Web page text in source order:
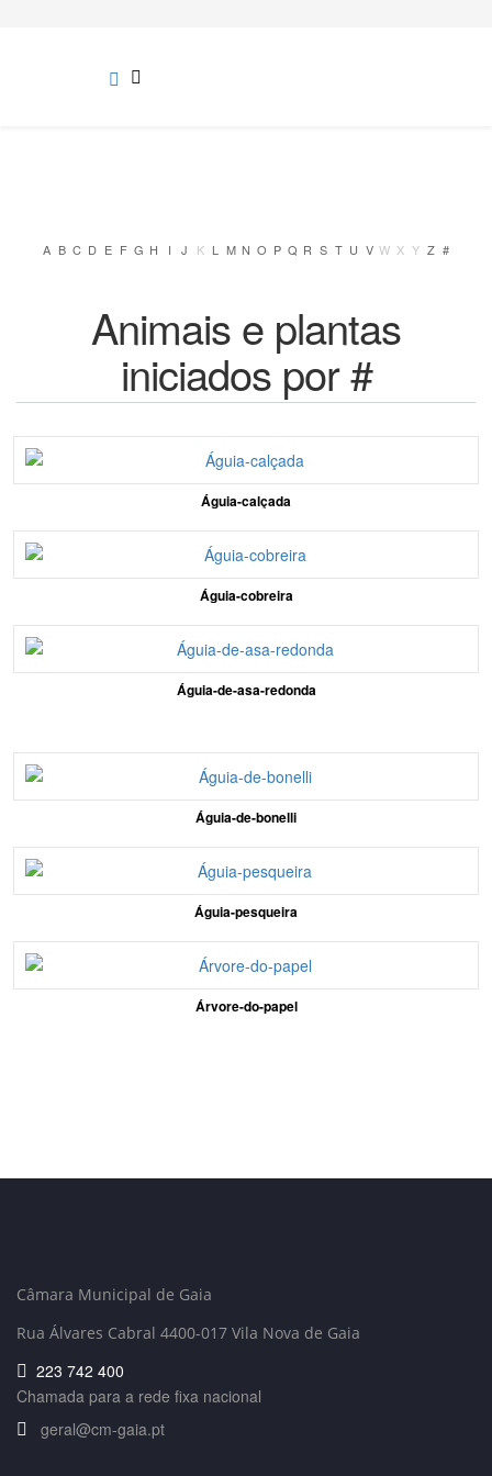
A B C D E F G H I J K L M N O P Q R S T U V W X Y Z #
Animais e plantas
iniciados por #
Águia-calçada
Águia-cobreira
Águia-de-asa-redonda
Águia-de-bonelli
Águia-pesqueira
Árvore-do-papel
Câmara Municipal de Gaia
Rua Álvares Cabral 4400-017 Vila Nova de Gaia
223 742 400
Chamada para a rede fixa nacional
geral@cm-gaia.pt